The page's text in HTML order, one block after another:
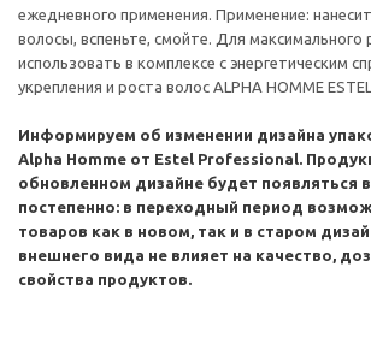
ежедневного применения. Применение:
волосы, вспеньте, смойте. Для максимального
использовать в комплексе с энергетическим
укрепления и роста волос ALPHA HOMME ESTEL
Информируем об изменении дизайна
Alpha Homme от Estel Professional.
обновленном дизайне будет появляться
постепенно: в переходный период
товаров как в новом, так и в старом
внешнего вида не влияет на качество,
свойства продуктов.